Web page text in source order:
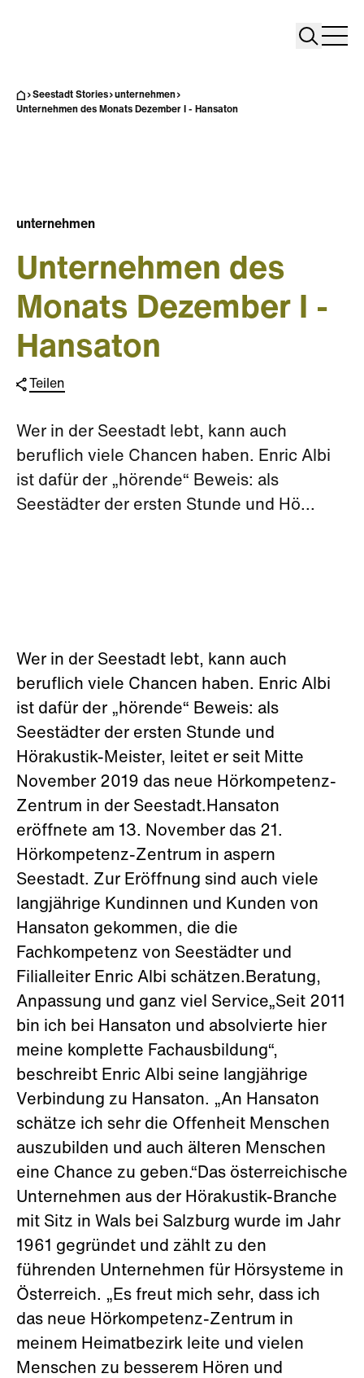
Search
Seestadt Stories
unternehmen
Unternehmen des Monats Dezember I - Hansaton
unternehmen
Unternehmen des
Monats Dezember I -
Hansaton
Teilen
Wer in der Seestadt lebt, kann auch
beruflich viele Chancen haben. Enric Albi
ist dafür der „hörende“ Beweis: als
Seestädter der ersten Stunde und Hö...
Wer in der Seestadt lebt, kann auch
beruflich viele Chancen haben. Enric Albi
ist dafür der „hörende“ Beweis: als
Seestädter der ersten Stunde und
Hörakustik-Meister, leitet er seit Mitte
November 2019 das neue Hörkompetenz-
Zentrum in der Seestadt.Hansaton
eröffnete am 13. November das 21.
Hörkompetenz-Zentrum in aspern
Seestadt. Zur Eröffnung sind auch viele
langjährige Kundinnen und Kunden von
Hansaton gekommen, die die
Fachkompetenz von Seestädter und
Filialleiter Enric Albi schätzen.Beratung,
Anpassung und ganz viel Service„Seit 2011
bin ich bei Hansaton und absolvierte hier
meine komplette Fachausbildung“,
beschreibt Enric Albi seine langjährige
Verbindung zu Hansaton. „An Hansaton
schätze ich sehr die Offenheit Menschen
auszubilden und auch älteren Menschen
eine Chance zu geben.“Das österreichische
Unternehmen aus der Hörakustik-Branche
mit Sitz in Wals bei Salzburg wurde im Jahr
1961 gegründet und zählt zu den
führenden Unternehmen für Hörsysteme in
Österreich. „Es freut mich sehr, dass ich
das neue Hörkompetenz-Zentrum in
meinem Heimatbezirk leite und vielen
Menschen zu besserem Hören und